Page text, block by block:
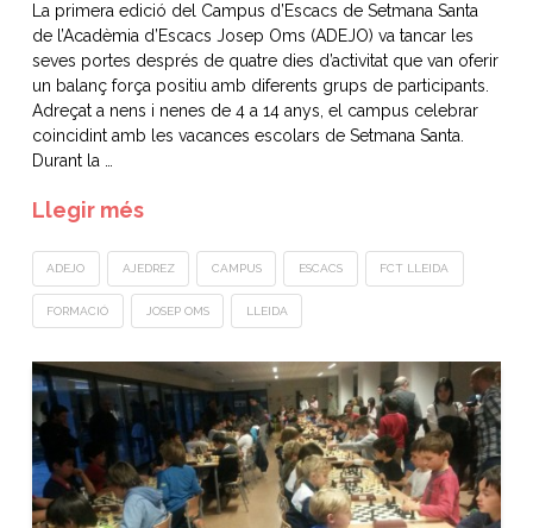
La primera edició del Campus d’Escacs de Setmana Santa
de l’Acadèmia d’Escacs Josep Oms (ADEJO) va tancar les
seves portes després de quatre dies d’activitat que van oferir
un balanç força positiu amb diferents grups de participants.
Adreçat a nens i nenes de 4 a 14 anys, el campus celebrar
coincidint amb les vacances escolars de Setmana Santa.
Durant la …
Llegir més
ADEJO AJEDREZ CAMPUS ESCACS FCT LLEIDA
FORMACIÓ JOSEP OMS LLEIDA